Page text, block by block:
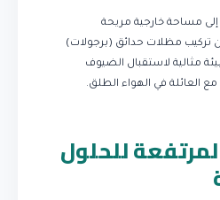
إلى مساحة خارجية مريحة
تركيب مظلات حدائق (برجولات)
مثالية لاستقبال الضيوف
العائلة في الهواء الطلق.
للحلول